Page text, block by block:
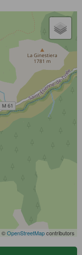
©OpenStreetMapcontributors